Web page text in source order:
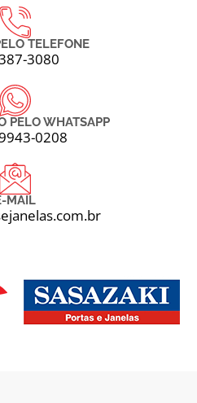
TELEFONE
3080
PELO WHATSAPP
0208
MAIL